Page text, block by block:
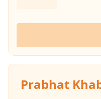
Prabhat